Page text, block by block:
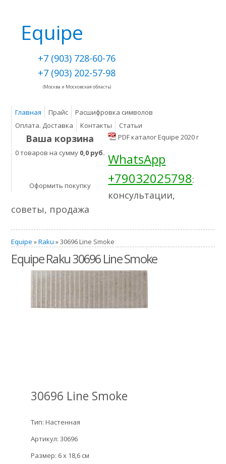
Equipe
+7 (903) 728-60-76
+7 (903) 202-57-98
(Москва и Московская область)
Главная Прайс
Расшифровка символов
Оплата. Доставка
Контакты Статьи
Ваша корзина
0 товаров на сумму 0,0 руб.
Оформить покупку
PDF каталог Equipe 2020 г
WhatsApp
+79032025798:
консультации,
советы, продажа
Equipe »Raku » 30696 Line Smoke
Equipe Raku 30696 Line Smoke
30696 Line Smoke
Тип: Настенная
Артикул: 30696
Размер: 6 x 18,6 см